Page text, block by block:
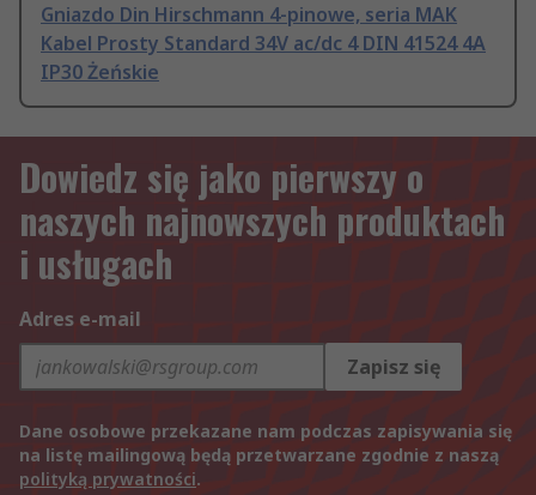
Gniazdo Din Hirschmann 4-pinowe, seria MAK
Kabel Prosty Standard 34V ac/dc 4 DIN 41524 4A
IP30 Żeńskie
Dowiedz się jako pierwszy o
naszych najnowszych produktach
i usługach
Adres e-mail
Zapisz się
Dane osobowe przekazane nam podczas zapisywania się
na listę mailingową będą przetwarzane zgodnie z naszą
polityką prywatności.